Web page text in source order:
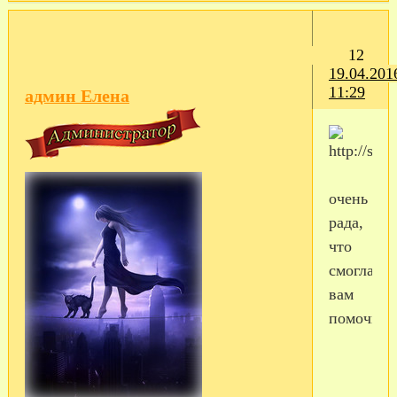
12
11:29
админ Елена
очень
рада,
что
смогла
вам
помочь!